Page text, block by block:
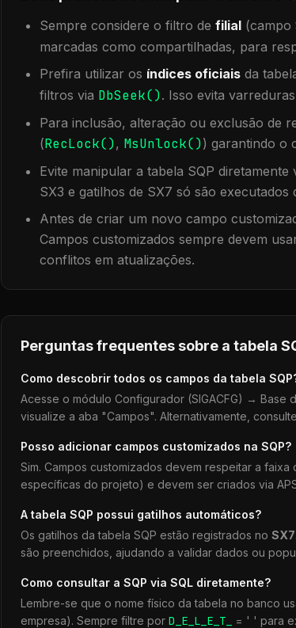
Sempre considere o filtro de filial (campo
marcadas como compartilhadas, para
Prefira utilizar os índices oficiais da
filtros via DbSeek(). Isso evita
Para inclusão, alteração ou exclusão de
(RecLock(), MsUnlock()) garantindo o
Evite manipular a tabela SQP diretamente
SX3 e gatilhos de SX7 só são
Antes de criar um novo campo
Campos customizados sempre devem
conflitos em atualizações.
Perguntas frequentes sobre a tabela
Como descobrir todos os campos da tabela SQP
Acesse o módulo Configurador (SIGACFG) →
visualize a aba "Campos". Alternativamente,
Posso adicionar campos customizados na SQP?
Sim. Campos customizados devem respeitar a
específicas do projeto) e devem ser criados via
A tabela SQP possui gatilhos automáticos?
Os gatilhos da tabela SQP estão registrados no SX7
são preenchidos, ajudando a validar dados ou
Como consultar a SQP via SQL diretamente?
Lembre-se que o nome físico da tabela no banco
empresa). Sempre filtre por D_E_L_E_T_ = ' ' para